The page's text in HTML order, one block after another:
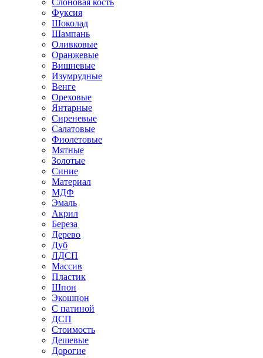
Слоновая кость
Фуксия
Шоколад
Шампань
Оливковые
Оранжевые
Вишневые
Изумрудные
Венге
Ореховые
Янтарные
Сиреневые
Салатовые
Фиолетовые
Мятные
Золотые
Синие
Материал
МДФ
Эмаль
Акрил
Береза
Дерево
Дуб
ЛДСП
Массив
Пластик
Шпон
Экошпон
С патиной
ДСП
Стоимость
Дешевые
Дорогие